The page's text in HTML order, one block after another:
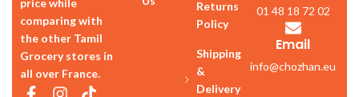
price while
comparing with
the other Tamil
Grocery stores in
all over France.
Returns
Policy
Shipping
&
Delivery
01 48 18 72 02
Email
info@chozhan.eu